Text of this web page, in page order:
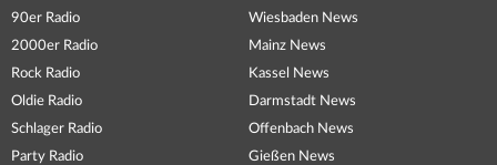
90er Radio
2000er Radio
Rock Radio
Oldie Radio
Schlager Radio
Party Radio
Wiesbaden News
Mainz News
Kassel News
Darmstadt News
Offenbach News
Gießen News